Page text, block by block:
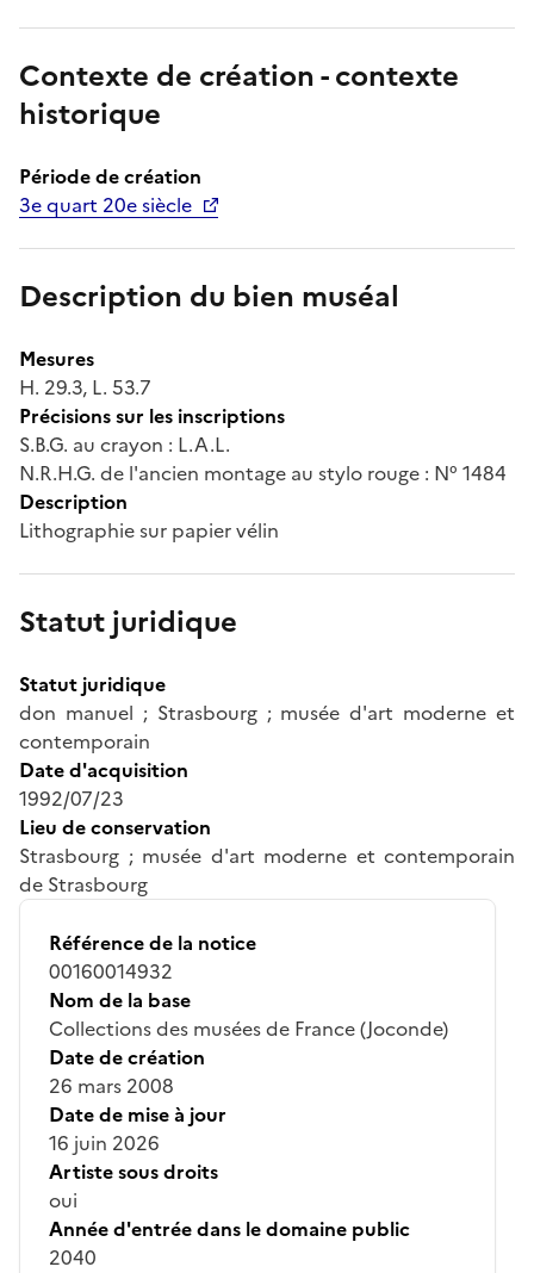
Contexte de création - contexte
historique
Période de création
3e quart 20e siècle
Description du bien muséal
Mesures
H. 29.3, L. 53.7
Précisions sur les inscriptions
S.B.G. au crayon : L.A.L.
N.R.H.G. de l'ancien montage au stylo rouge : N° 1484
Description
Lithographie sur papier vélin
Statut juridique
Statut juridique
don manuel ; Strasbourg ; musée d'art moderne et
contemporain
Date d'acquisition
1992/07/23
Lieu de conservation
Strasbourg ; musée d'art moderne et contemporain
de Strasbourg
Référence de la notice
00160014932
Nom de la base
Collections des musées de France (Joconde)
Date de création
26 mars 2008
Date de mise à jour
16 juin 2026
Artiste sous droits
oui
Année d'entrée dans le domaine public
2040